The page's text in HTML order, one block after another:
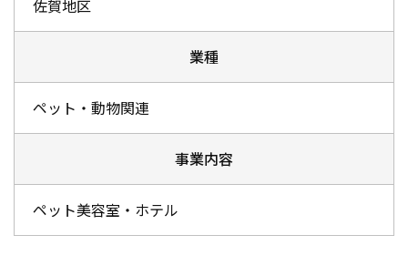
佐賀地区
業種
ペット・動物関連
事業内容
ペット美容室・ホテル